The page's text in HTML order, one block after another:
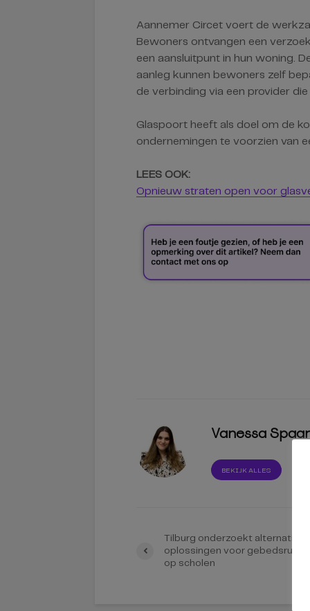
Aannemer Circet voert de
Bewoners ontvangen een
een aansluitpunt in hun woning.
aanleg kunnen bewoners zelf
de verbinding via een provider
Glaspoort heeft als doel om de
ondernemingen te voorzien van
LEES OOK:
Opnieuw straten open voor
Vanessa
BEKIJK ALLES
Tilburg onderzoekt
oplossingen voor
op scholen